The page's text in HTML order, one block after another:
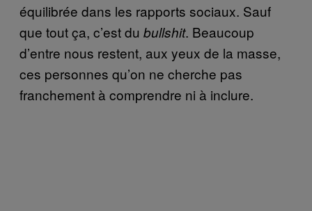
équilibrée dans les rapports sociaux. Sauf
que tout ça, c’est du bullshit. Beaucoup
d’entre nous restent, aux yeux de la masse,
ces personnes qu’on ne cherche pas
franchement à comprendre ni à inclure.